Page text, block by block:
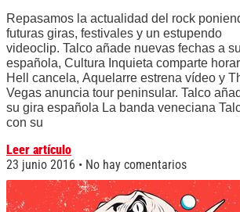
Repasamos la actualidad del rock
futuras giras, festivales y un estupendo
videoclip. Talco añade nuevas fechas a
española, Cultura Inquieta comparte
Hell cancela, Aquelarre estrena vídeo y
Vegas anuncia tour peninsular. Talco
su gira española La banda veneciana
con su
Leer artículo
23 junio 2016
No hay comentarios